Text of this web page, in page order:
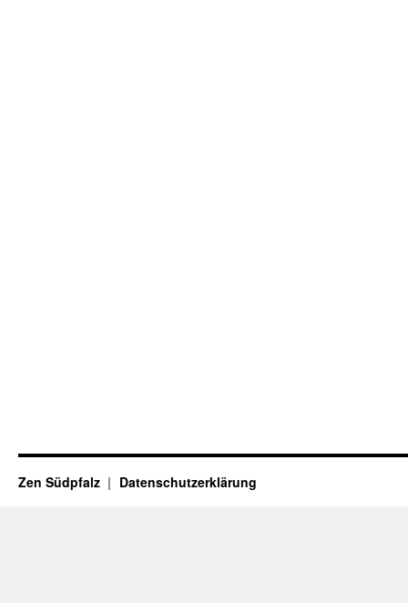
Zen Südpfalz Datenschutzerklärung